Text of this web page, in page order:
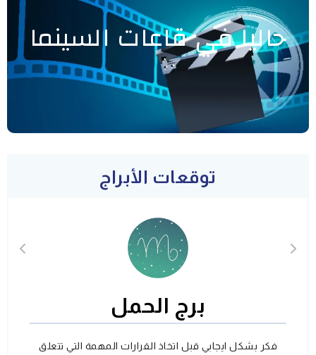
حاليا في قاعات السينما
توقعات الأبراج
برج الحمل
فكر بشكل ايجابي قبل اتخاذ القرارات المهمة التي تتعلق